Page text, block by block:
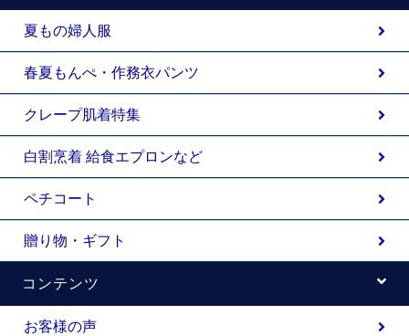
夏もの婦人服
春夏もんぺ・作務衣パンツ
クレープ肌着特集
白割烹着 給食エプロンなど
ペチコート
贈り物・ギフト
コンテンツ
お客様の声